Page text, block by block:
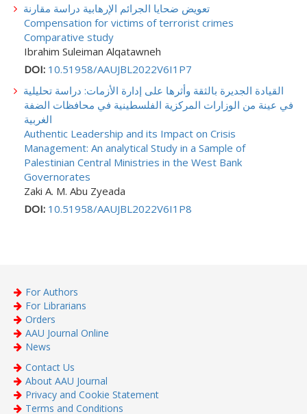
تعويض ضحايا الجرائم الإرهابية دراسة مقارنة
Compensation for victims of terrorist crimes
Comparative study
Ibrahim Suleiman Alqatawneh
DOI: 10.51958/AAUJBL2022V6I1P7
القيادة الجديرة بالثقة وأثرها على إدارة الأزمات: دراسة تحليلية
في عينة من الوزارات المركزية الفلسطينية في محافظات الضفة
الغربية
Authentic Leadership and its Impact on Crisis
Management: An analytical Study in a Sample of
Palestinian Central Ministries in the West Bank
Governorates
Zaki A. M. Abu Zyeada
DOI: 10.51958/AAUJBL2022V6I1P8
For Authors
For Librarians
Orders
AAU Journal Online
News
Contact Us
About AAU Journal
Privacy and Cookie Statement
Terms and Conditions